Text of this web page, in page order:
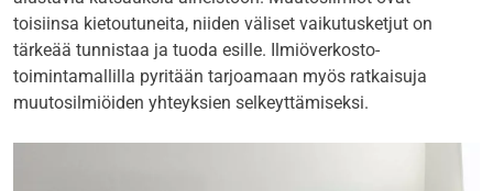
toisiinsa kietoutuneita, niiden väliset vaikutusketjut on
tärkeää tunnistaa ja tuoda esille. Ilmiöverkosto-
toimintamallilla pyritään tarjoamaan myös ratkaisuja
muutosilmiöiden yhteyksien selkeyttämiseksi.